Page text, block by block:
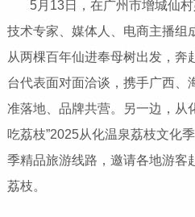
5月13日，在广州市增城仙村
技术专家、媒体人、电商主播组
从两棵百年仙进奉母树出发，奔
台代表面对面洽谈，携手广西、
准落地、品牌共营。另一边，从
吃荔枝”2025从化温泉荔枝文化
季精品旅游线路，邀请各地游客
荔枝。